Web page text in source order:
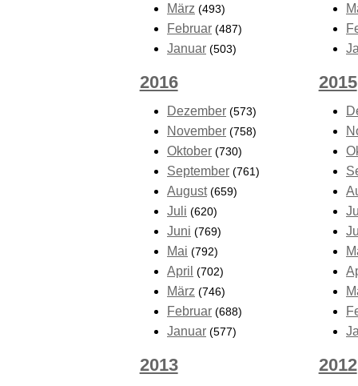
März (493)
Februar (487)
Januar (503)
2016
Dezember (573)
November (758)
Oktober (730)
September (761)
August (659)
Juli (620)
Juni (769)
Mai (792)
April (702)
März (746)
Februar (688)
Januar (577)
2015
2013 2012